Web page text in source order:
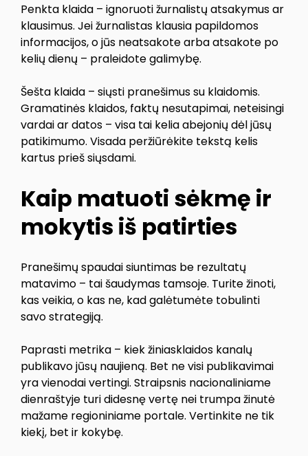
Penkta klaida – ignoruoti žurnalistų atsakymus ar
klausimus. Jei žurnalistas klausia papildomos
informacijos, o jūs neatsakote arba atsakote po
kelių dienų – praleidote galimybę.
Šešta klaida – siųsti pranešimus su klaidomis.
Gramatinės klaidos, faktų nesutapimai, neteisingi
vardai ar datos – visa tai kelia abejonių dėl jūsų
patikimumo. Visada peržiūrėkite tekstą kelis
kartus prieš siųsdami.
Kaip matuoti sėkmę ir
mokytis iš patirties
Pranešimų spaudai siuntimas be rezultatų
matavimo – tai šaudymas tamsoje. Turite žinoti,
kas veikia, o kas ne, kad galėtumėte tobulinti
savo strategiją.
Paprasti metrika – kiek žiniasklaidos kanalų
publikavo jūsų naujieną. Bet ne visi publikavimai
yra vienodai vertingi. Straipsnis nacionaliniame
dienraštyje turi didesnę vertę nei trumpa žinutė
mažame regioniniame portale. Vertinkite ne tik
kiekį, bet ir kokybę.